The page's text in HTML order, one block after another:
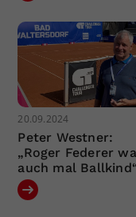
20.09.2024
Peter Westner:
„Roger Federer
auch mal